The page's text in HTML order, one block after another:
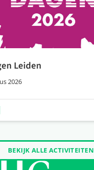
Leiden
2026
BEKIJK ALLE ACTIVITEITEN